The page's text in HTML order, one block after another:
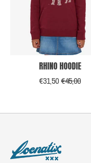
RHINO HOODIE
€31,50€45,00